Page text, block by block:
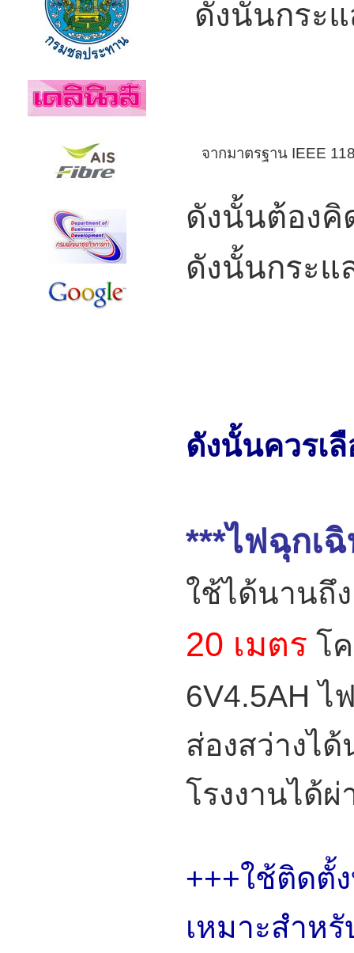
ดังนั้นกระ
จากมาตรฐาน IEEE
ดังนั้นต้องคิ
ดังนั้นกระแ
ดังนั้นควรเ
***ไฟฉุกเ
ใช้ได้นานถึ
20 เมตร โ
6V4.5AH ไ
ส่องสว่างไ
โรงงานได้
+++ใช้ติดตั้
เหมาะสำห